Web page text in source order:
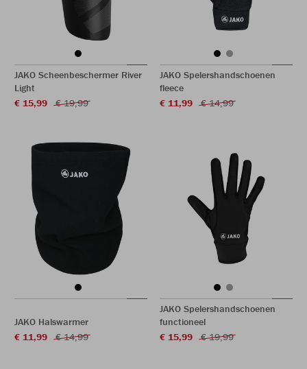
JAKO Scheenbeschermer River
Light
€ 15,99
€ 19,99
JAKO Spelershandschoenen
fleece
€ 11,99
€ 14,99
JAKO Halswarmer
€ 11,99
€ 14,99
JAKO Spelershandschoenen
functioneel
€ 15,99
€ 19,99